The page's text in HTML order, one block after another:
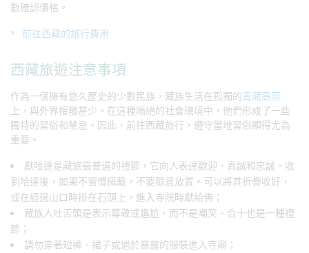
數確認價格。
前往西藏的旅行費用
西藏旅遊注意事項
作為一個擁有悠久歷史的少數民族，藏族生活在孤獨的青藏高原
上，與外界接觸甚少。在這種隔絕的社會環境中，他們形成了一些
獨特的習俗和禁忌。因此，前往西藏旅行，遵守當地習俗顯得尤為
重要。
獻哈達是藏族最普遍的禮節，它向人表達歡迎、真誠和忠誠。收
到哈達後，如果不習慣佩戴，不要隨意放置。可以將其折疊收好，
或在經過山口時掛在石頭上，進入寺院時獻給佛；
藏族人吐舌頭是表示尊敬或尷尬，而不是嘲笑。合十也是一種禮
節；
請勿穿著短褲、裙子或過於暴露的服裝進入寺廟；